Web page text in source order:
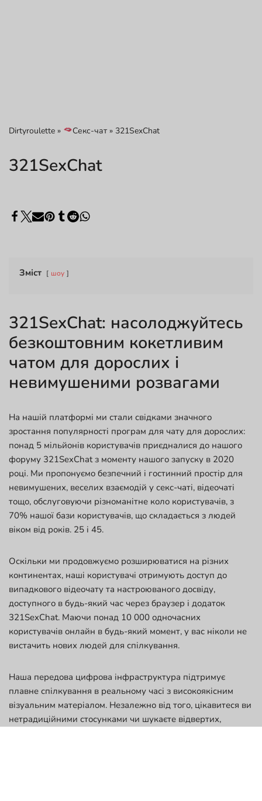
Dirtyroulette » Секс-чат» 321SexChat
321SexChat
Зміст шоу
321SexChat: насолоджуйтесь
безкоштовним кокетливим
чатом для дорослих і
невимушеними розвагами
На нашій платформі ми стали свідками значного
зростання популярності програм для чату для дорослих:
понад 5 мільйонів користувачів приєдналися до нашого
форуму 321SexChat з моменту нашого запуску в 2020
році. Ми пропонуємо безпечний і гостинний простір для
невимушених, веселих взаємодій у секс-чаті, відеочаті
тощо, обслуговуючи різноманітне коло користувачів, з
70% нашої бази користувачів, що складається з людей
віком від років. 25 і 45.
Оскільки ми продовжуємо розширюватися на різних
континентах, наші користувачі отримують доступ до
випадкового відеочату та настроюваного досвіду,
доступного в будь-який час через браузер і додаток
321SexChat. Маючи понад 10 000 одночасних
користувачів онлайн в будь-який момент, у вас ніколи не
вистачить нових людей для спілкування.
Наша передова цифрова інфраструктура підтримує
плавне спілкування в реальному часі з високоякісним
візуальним матеріалом. Незалежно від того, цікавитеся ви
нетрадиційними стосунками чи шукаєте відвертих,